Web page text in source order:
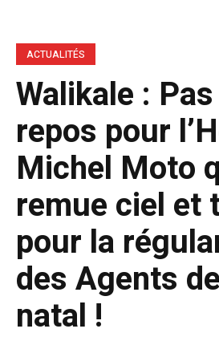
ACTUALITÉS
Walikale :
repos pour
Michel Moto
remue ciel et
pour la
des Agents
natal !